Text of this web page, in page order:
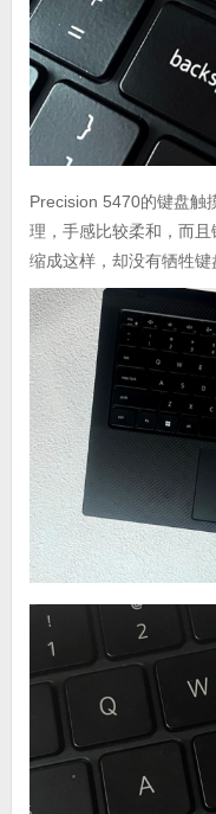
Precision 5470的键盘触
理，手感比较柔和，而
缩成这样，却没有牺牲键